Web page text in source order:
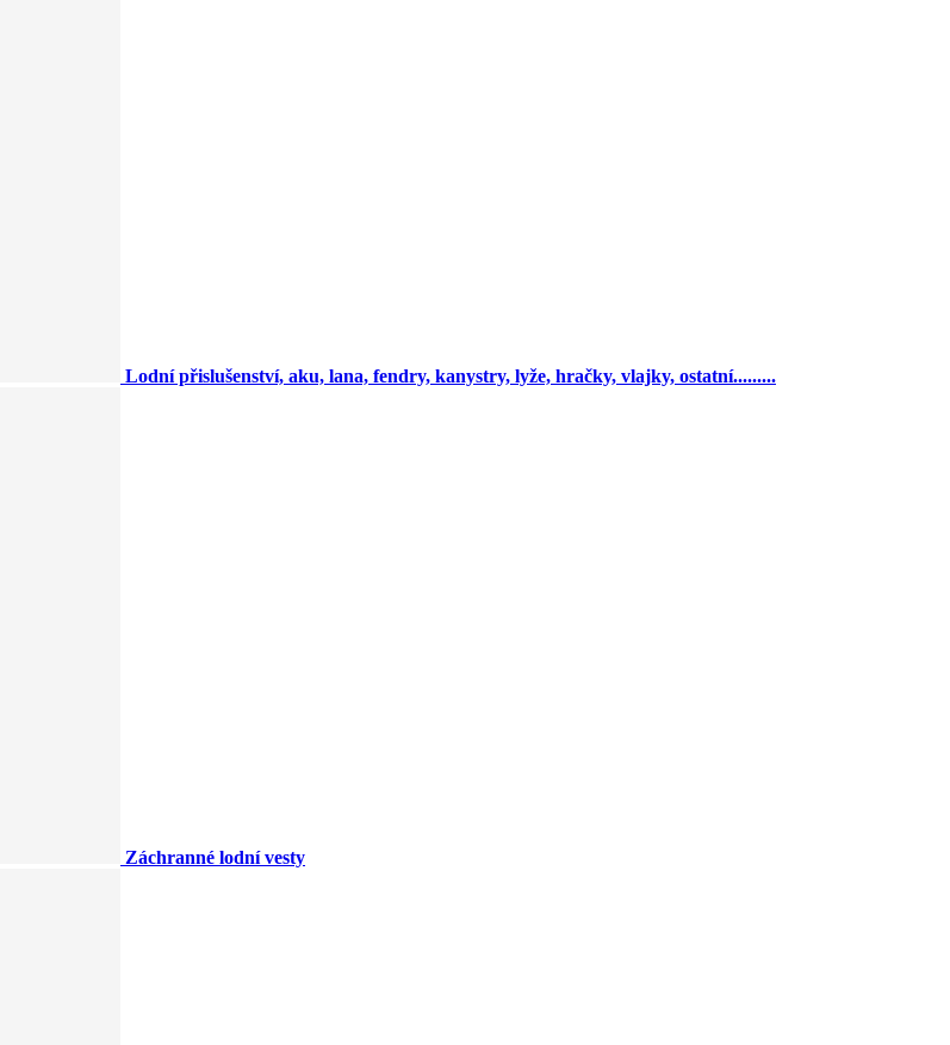
Lodní přislušenství, aku, lana, fendry, kanystry, lyže, hračky, vlajky, ostatní.........
Záchranné lodní vesty